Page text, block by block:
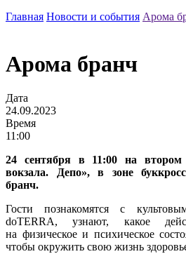
Главная Новости и события Арома
Арома бранч
Дата
24.09.2023
Время
11:00
24 сентября в 11:00 на
вокзала. Депо», в зоне
бранч.
Гости познакомятся с
doTERRA, узнают, какое
на физическое и психическое
чтобы окружить свою жизнь